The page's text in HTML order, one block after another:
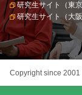
研究生サイト（東
研究生サイト（大
Copyright since